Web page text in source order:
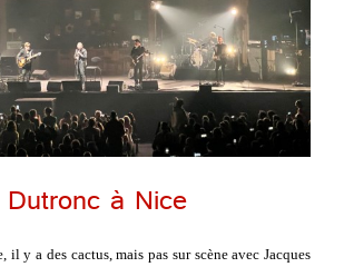
à Nice
il y a des cactus, mais pas sur scène avec Jacques